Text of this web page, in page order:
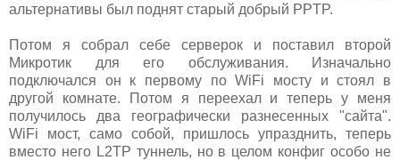
альтернативы был поднят старый добрый PPTP.
Потом я собрал себе серверок и поставил второй
Микротик для его обслуживания. Изначально
подключался он к первому по WiFi мосту и стоял в
другой комнате. Потом я переехал и теперь у меня
получилось два географически разнесенных "сайта".
WiFi мост, само собой, пришлось упразднить, теперь
вместо него L2TP туннель, но в целом конфиг особо не